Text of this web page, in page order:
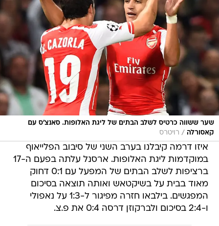
שער ששווה כרטיס לשלב הבתים של ליגת האלופות. סאנצ'ס עם
קאסורלה / רויטרס
איזו דרמה קיבלנו בערב השני של סיבוב הפלייאוף
במוקדמות ליגת האלופות. ארסנל עלתה בפעם ה-17
ברציפות לשלב הבתים של המפעל עם 0:1 דחוק
מאוד בבית על בשיקטאש ואותה תוצאה בסיכום
המפגשים. בילבאו חזרה מפיגור ל-1:3 על נאפולי
ו-2:4 בסיכום ולברקוזן דרסה 0:4 את פ.צ.